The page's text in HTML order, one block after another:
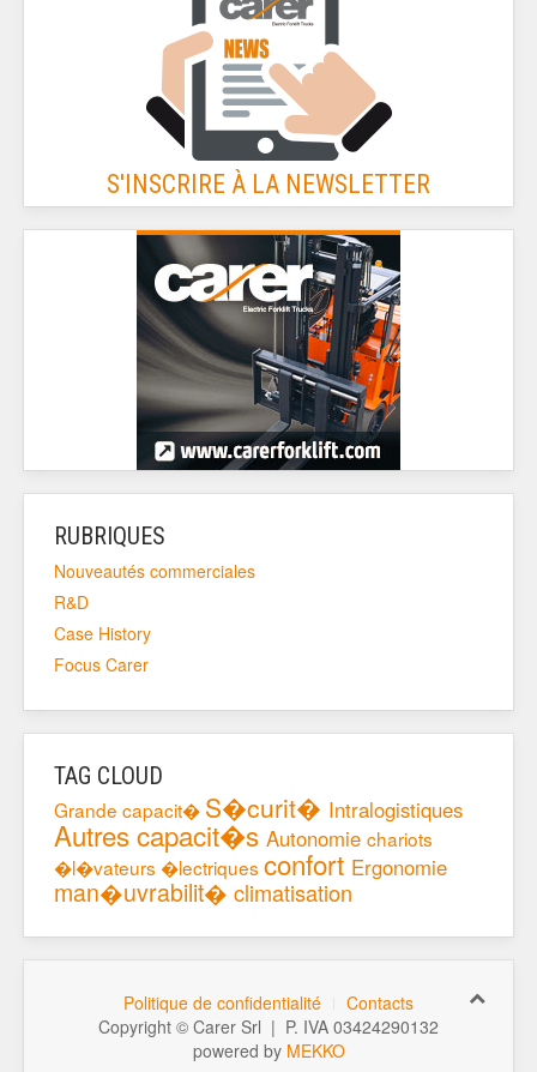
S'INSCRIRE À LA NEWSLETTER
RUBRIQUES
Nouveautés commerciales
R&D
Case History
Focus Carer
TAG CLOUD
Grande capacit� S�curit� Intralogistiques
Autres capacit�s Autonomie chariots
�l�vateurs �lectriques confort Ergonomie
man�uvrabilit� climatisation
Politique de confidentialité
Contacts
Copyright © Carer Srl | P. IVA 03424290132
powered by MEKKO